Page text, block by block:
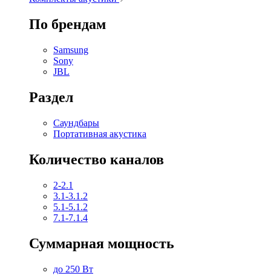
По брендам
Samsung
Sony
JBL
Раздел
Саундбары
Портативная акустика
Количество каналов
2-2.1
3.1-3.1.2
5.1-5.1.2
7.1-7.1.4
Суммарная мощность
до 250 Вт